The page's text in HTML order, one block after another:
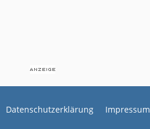
Datenschutzerklärung Impressum